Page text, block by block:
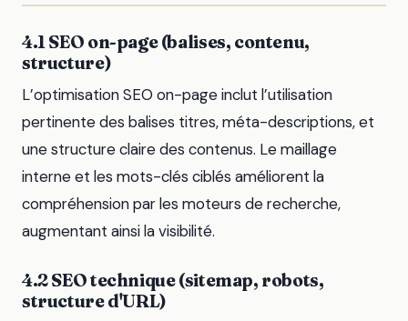
4.1 SEO on-page (balises, contenu,
structure)
L’optimisation SEO on-page inclut l’utilisation
pertinente des balises titres, méta-descriptions, et
une structure claire des contenus. Le maillage
interne et les mots-clés ciblés améliorent la
compréhension par les moteurs de recherche,
augmentant ainsi la visibilité.
4.2 SEO technique (sitemap, robots,
structure d'URL)